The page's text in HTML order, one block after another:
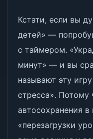
Кстати, если вы
детей» —
с таймером.
минут» — и вы
называют эту
стресса». Потому
автосохранения
«перезагрузки